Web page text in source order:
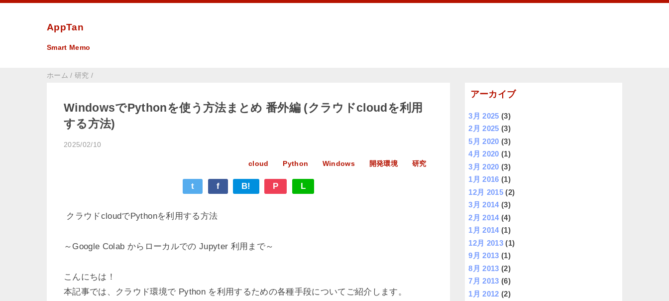
AppTan
Smart Memo
ホーム /研究 /
WindowsでPythonを使う方法まとめ 番外編 (クラウドcloudを利用
する方法)
2025/02/10
cloud Python Windows 開発環境 研究
t f B! P L
クラウドcloudでPythonを利用する方法
～Google Colab からローカルでの Jupyter 利用まで～
こんにちは！
本記事では、クラウド環境で Python を利用するための各種手段についてご紹介します。
アーカイブ
3月 2025 (3)
2月 2025 (3)
5月 2020 (3)
4月 2020 (1)
3月 2020 (3)
1月 2016 (1)
12月 2015 (2)
3月 2014(3)
2月 2014(4)
1月 2014(1)
12月 2013 (1)
9月 2013 (1)
8月 2013 (2)
7月 2013 (6)
1月 2012 (2)